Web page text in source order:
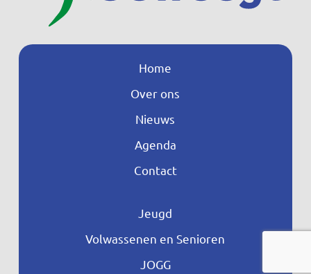
Home
Over ons
Nieuws
Agenda
Contact
Jeugd
Volwassenen en Senioren
JOGG